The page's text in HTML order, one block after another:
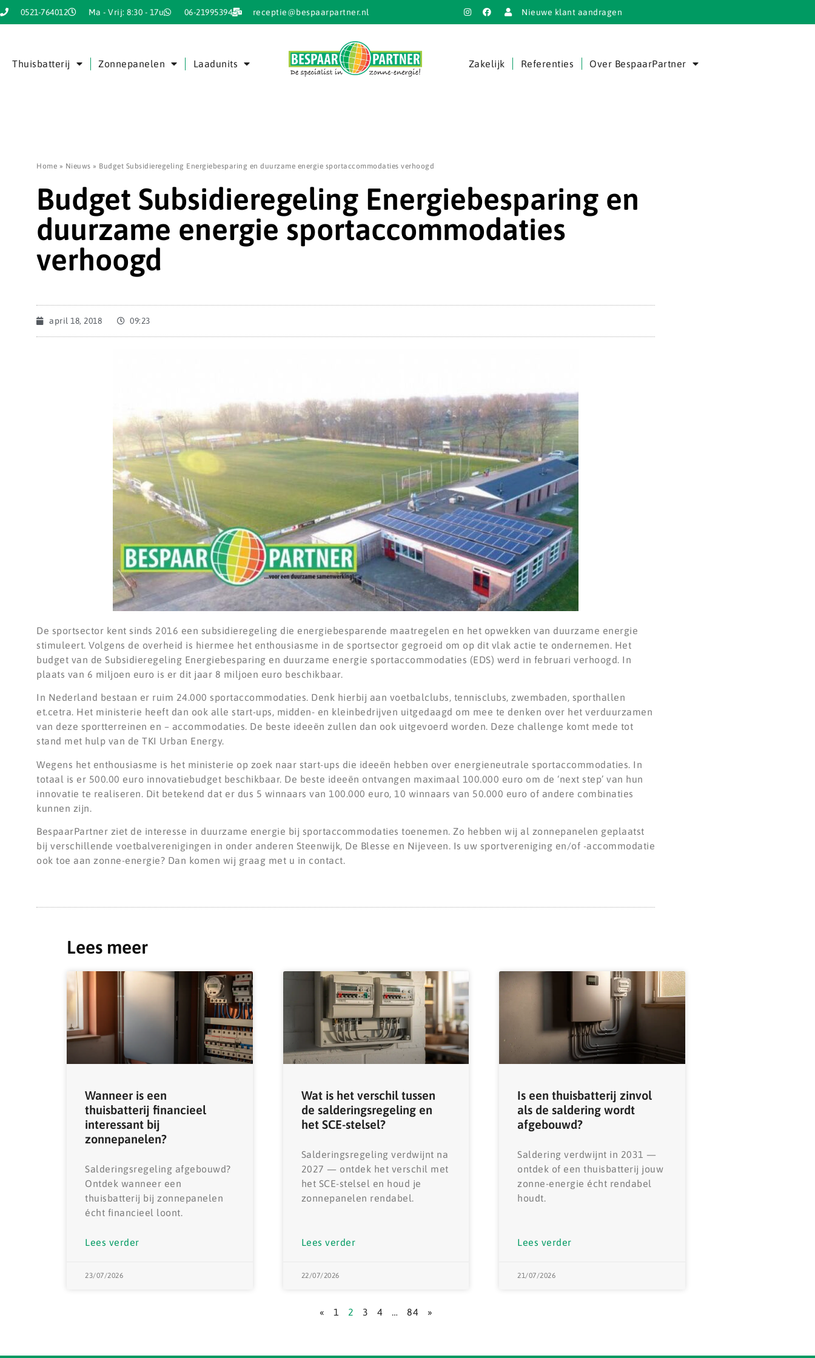
0521-764012 Ma - Vrij: 8:30 - 17u 06-21995394 receptie@bespaarpartner.nl Nieuwe klant aandragen
Thuisbatterij Zonnepanelen Laadunits Zakelijk Referenties Over BespaarPartner
Home » Nieuws » Budget Subsidieregeling Energiebesparing en duurzame energie sportaccommodaties verhoogd
Budget Subsidieregeling Energiebesparing en
duurzame energie sportaccommodaties
verhoogd
april 18, 2018 09:23
De sportsector kent sinds 2016 een subsidieregeling die energiebesparende maatregelen en het opwekken van duurzame energie
stimuleert. Volgens de overheid is hiermee het enthousiasme in de sportsector gegroeid om op dit vlak actie te ondernemen. Het
budget van de Subsidieregeling Energiebesparing en duurzame energie sportaccommodaties (EDS) werd in februari verhoogd. In
plaats van 6 miljoen euro is er dit jaar 8 miljoen euro beschikbaar.
In Nederland bestaan er ruim 24.000 sportaccommodaties. Denk hierbij aan voetbalclubs, tennisclubs, zwembaden, sporthallen
et.cetra. Het ministerie heeft dan ook alle start-ups, midden- en kleinbedrijven uitgedaagd om mee te denken over het verduurzamen
van deze sportterreinen en – accommodaties. De beste ideeën zullen dan ook uitgevoerd worden. Deze challenge komt mede tot
stand met hulp van de TKI Urban Energy.
Wegens het enthousiasme is het ministerie op zoek naar start-ups die ideeën hebben over energieneutrale sportaccommodaties. In
totaal is er 500.00 euro innovatiebudget beschikbaar. De beste ideeën ontvangen maximaal 100.000 euro om de ‘next step’ van hun
innovatie te realiseren. Dit betekend dat er dus 5 winnaars van 100.000 euro, 10 winnaars van 50.000 euro of andere combinaties
kunnen zijn.
BespaarPartner ziet de interesse in duurzame energie bij sportaccommodaties toenemen. Zo hebben wij al zonnepanelen geplaatst
bij verschillende voetbalverenigingen in onder anderen Steenwijk, De Blesse en Nijeveen. Is uw sportvereniging en/of -accommodatie
ook toe aan zonne-energie? Dan komen wij graag met u in contact.
Lees meer
Wanneer is een
thuisbatterij financieel
interessant bij
zonnepanelen?
Salderingsregeling afgebouwd?
Ontdek wanneer een
thuisbatterij bij zonnepanelen
écht financieel loont.
Lees verder
23/07/2026
Wat is het verschil tussen
de salderingsregeling en
het SCE-stelsel?
Salderingsregeling verdwijnt na
2027 — ontdek het verschil met
het SCE-stelsel en houd je
zonnepanelen rendabel.
Lees verder
22/07/2026
Is een thuisbatterij zinvol
als de saldering wordt
afgebouwd?
Saldering verdwijnt in 2031 —
ontdek of een thuisbatterij jouw
zonne-energie écht rendabel
houdt.
Lees verder
21/07/2026
« 1 2 3 4 … 84 »